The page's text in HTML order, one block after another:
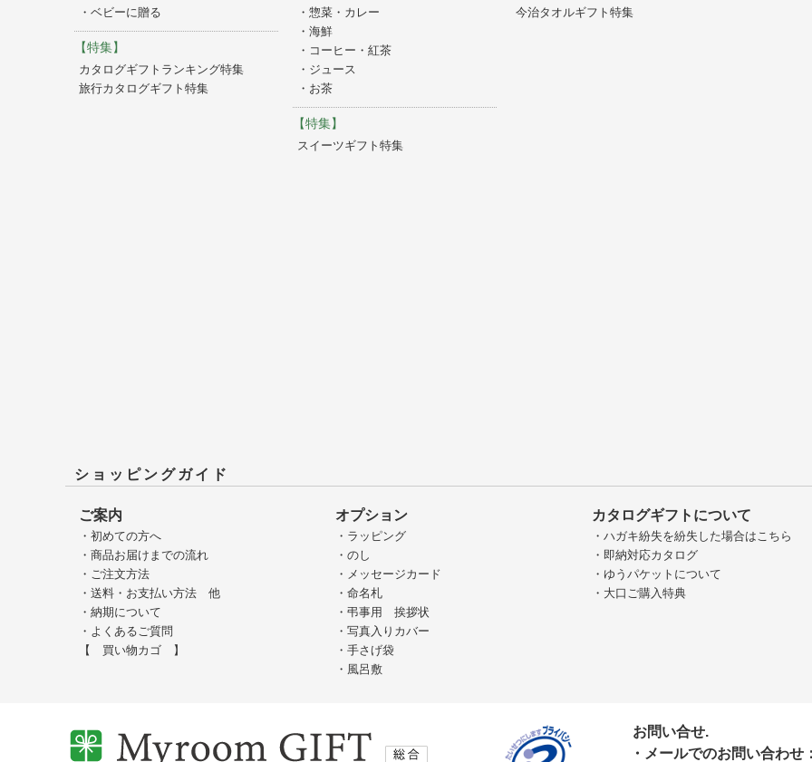
・ベビーに贈る
【特集】
カタログギフトランキング特集
旅行カタログギフト特集
・惣菜・カレー
・海鮮
・コーヒー・紅茶
・ジュース
・お茶
【特集】
スイーツギフト特集
今治タオルギフト特集
ショッピングガイド
ご案内
・初めての方へ
・商品お届けまでの流れ
・ご注文方法
・送料・お支払い方法 他
・納期について
・よくあるご質問
【 買い物カゴ 】
オプション
・ラッピング
・のし
・メッセージカード
・命名札
・弔事用 挨拶状
・写真入りカバー
・手さげ袋
・風呂敷
カタログギフトについて
・ハガキ紛失を紛失した場合はこちら
・即納対応カタログ
・ゆうパケットについて
・大口ご購入特典
お問い合せ.
・メールでのお問い合わ